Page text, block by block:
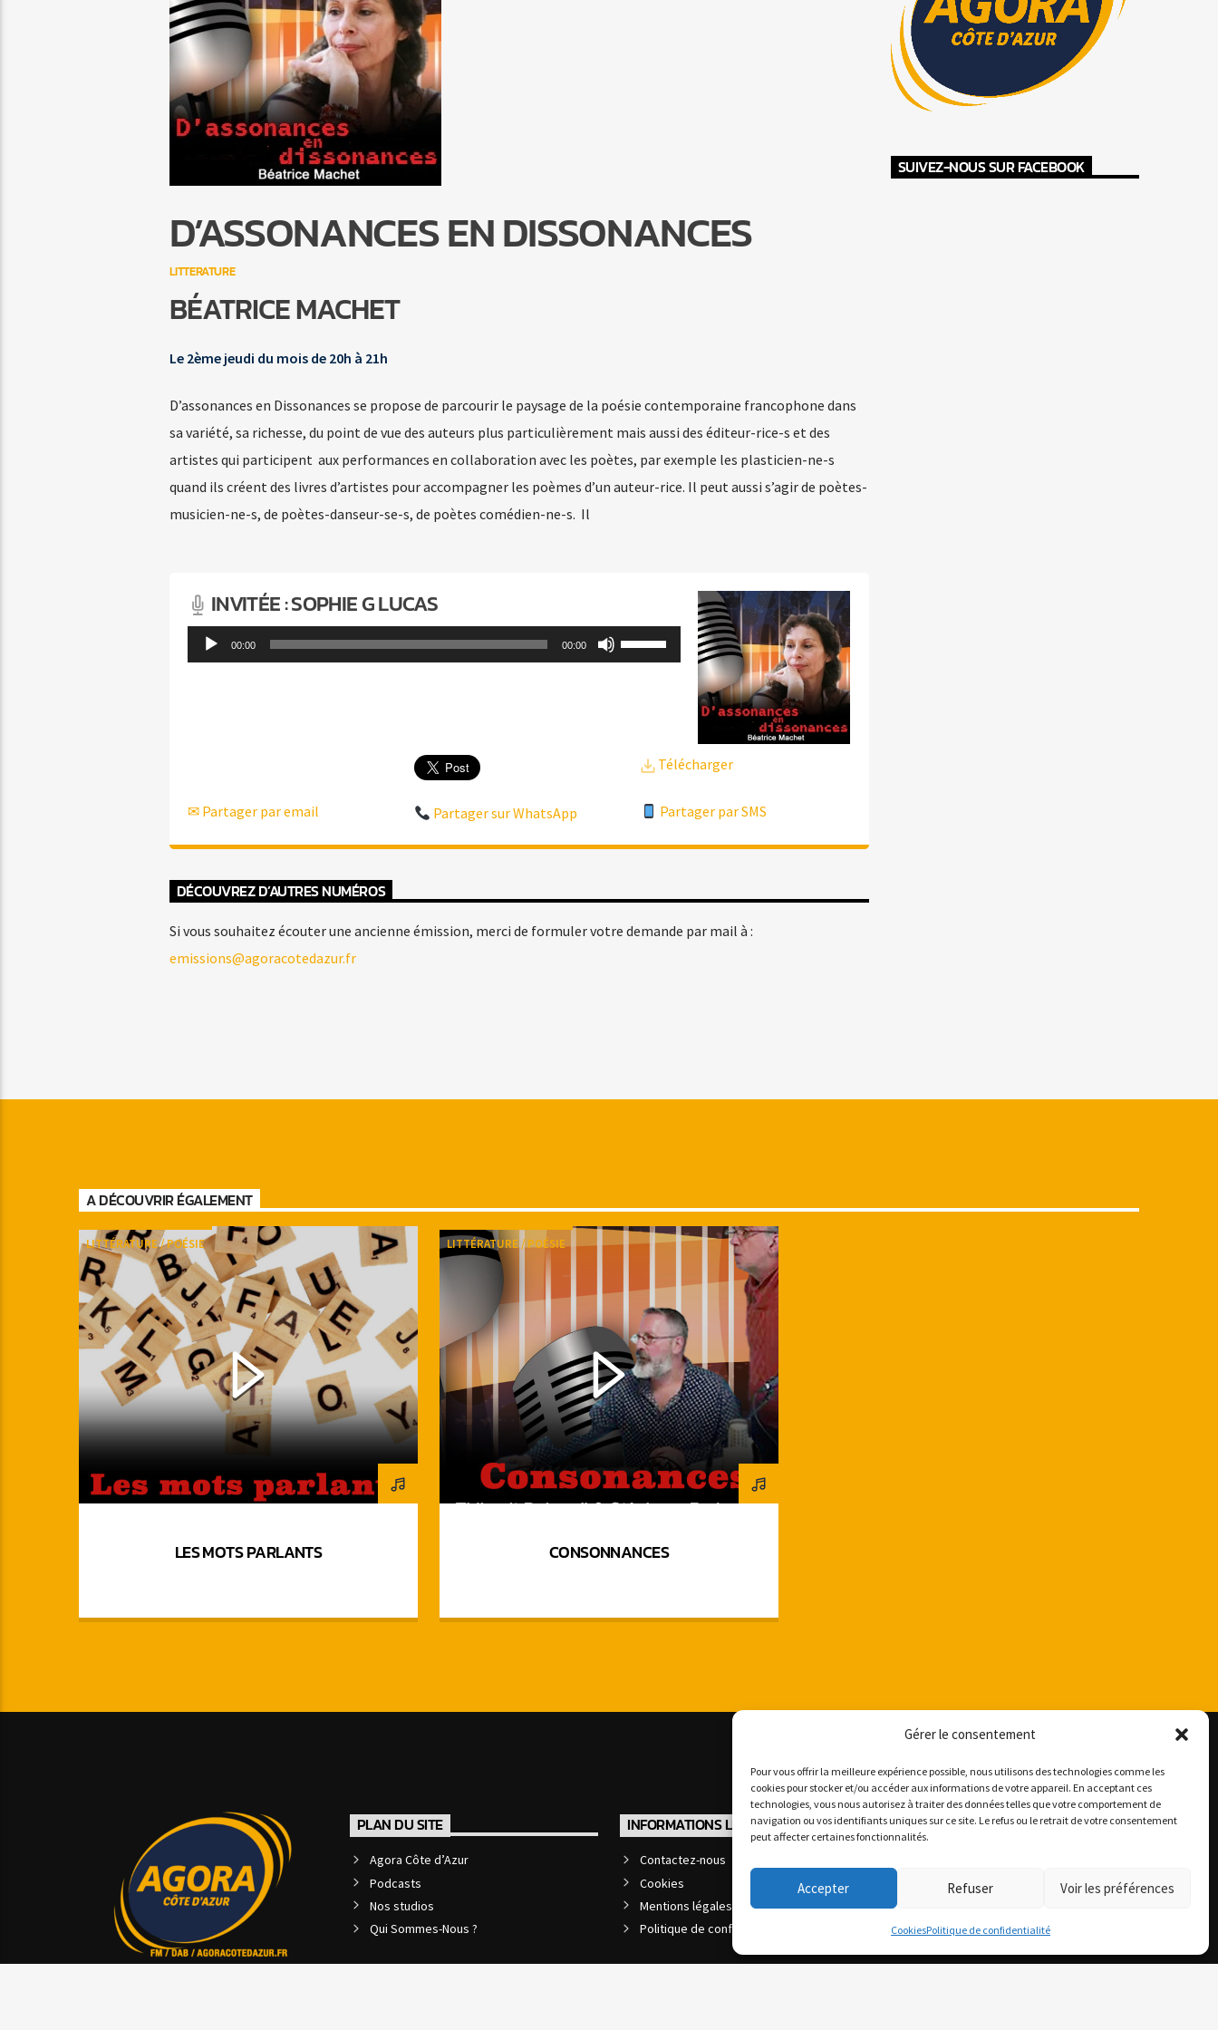
Gérer le consentement
Pour vous offrir la meilleure expérience possible, nous utilisons des technologies comme les
cookies pour stocker et/ou accéder aux informations de votre appareil. En acceptant ces
technologies, vous nous autorisez à traiter des données telles que votre comportement de
navigation ou vos identifiants uniques sur ce site. Le refus ou le retrait de votre consentement
peut affecter certaines fonctionnalités.
Accepter Refuser Voir les préférences
CookiesPolitique de confidentialité
D’ASSONANCES EN DISSONANCES
LITTERATURE
BÉATRICE MACHET
Le 2ème jeudi du mois de 20h à 21h
D’assonances en Dissonances se propose de parcourir le paysage de la poésie contemporaine francophone dans
sa variété, sa richesse, du point de vue des auteurs plus particulièrement mais aussi des éditeur-rice-s et des
artistes qui participent aux performances en collaboration avec les poètes, par exemple les plasticien-ne-s
quand ils créent des livres d’artistes pour accompagner les poèmes d’un auteur-rice. Il peut aussi s’agir de poètes-
musicien-ne-s, de poètes-danseur-se-s, de poètes comédien-ne-s. Il
INVITÉE : SOPHIE G LUCAS
Lecteur
audio
00:00 00:00
Utilisez
les
augmenter
Télécharger
✉ Partager par email Partager sur WhatsApp Partager par SMS
DÉCOUVREZ D’AUTRES NUMÉROS
Si vous souhaitez écouter une ancienne émission, merci de formuler votre demande par mail à :
emissions@agoracotedazur.fr
SUIVEZ-NOUS SUR FACEBOOK
A DÉCOUVRIR ÉGALEMENT
LITTÉRATURE / POÉSIE
LES MOTS PARLANTS
LITTÉRATURE / POÉSIE
CONSONNANCES
PLAN DU SITE
Agora Côte d’Azur
Podcasts
Nos studios
Qui Sommes-Nous ?
INFORMATIONS LÉGALES
Contactez-nous
Cookies
Mentions légales et CGU
Politique de confidentialité
SUIVEZ-NOUS